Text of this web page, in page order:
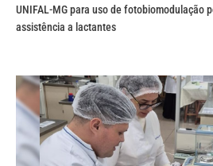
UNIFAL-MG para uso de fotobiomodulação
assistência a lactantes